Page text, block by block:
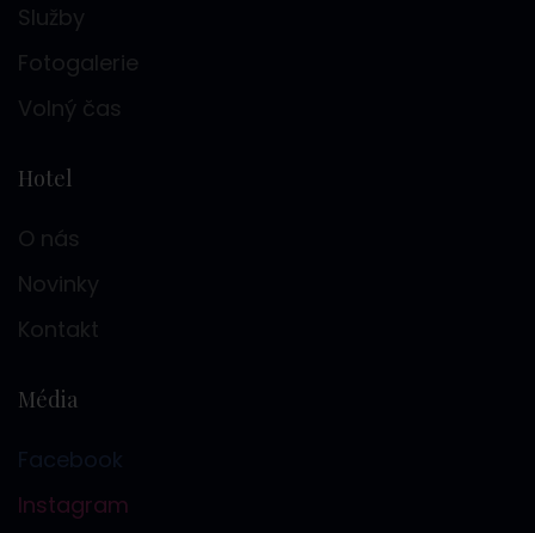
Služby
Fotogalerie
Volný čas
Hotel
O nás
Novinky
Kontakt
Média
Facebook
Instagram